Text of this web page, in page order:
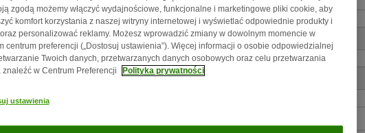
6 min 66
Korat
szczęścia, bogactwa i zdrowia.
zgodą możemy włączyć wydajnościowe, funkcjonalne i marketingowe pliki cookie, aby
komfort korzystania z naszej witryny internetowej i wyświetlać odpowiednie produkty i
oraz personalizować reklamy. Możesz wprowadzić zmiany w dowolnym momencie w
centrum preferencji („Dostosuj ustawienia”). Więcej informacji o osobie odpowiedzialnej
Twoich danych, przetwarzanych danych osobowych oraz celu przetwarzania
znaleźć w Centrum Preferencji
Polityka prywatności
ustawienia